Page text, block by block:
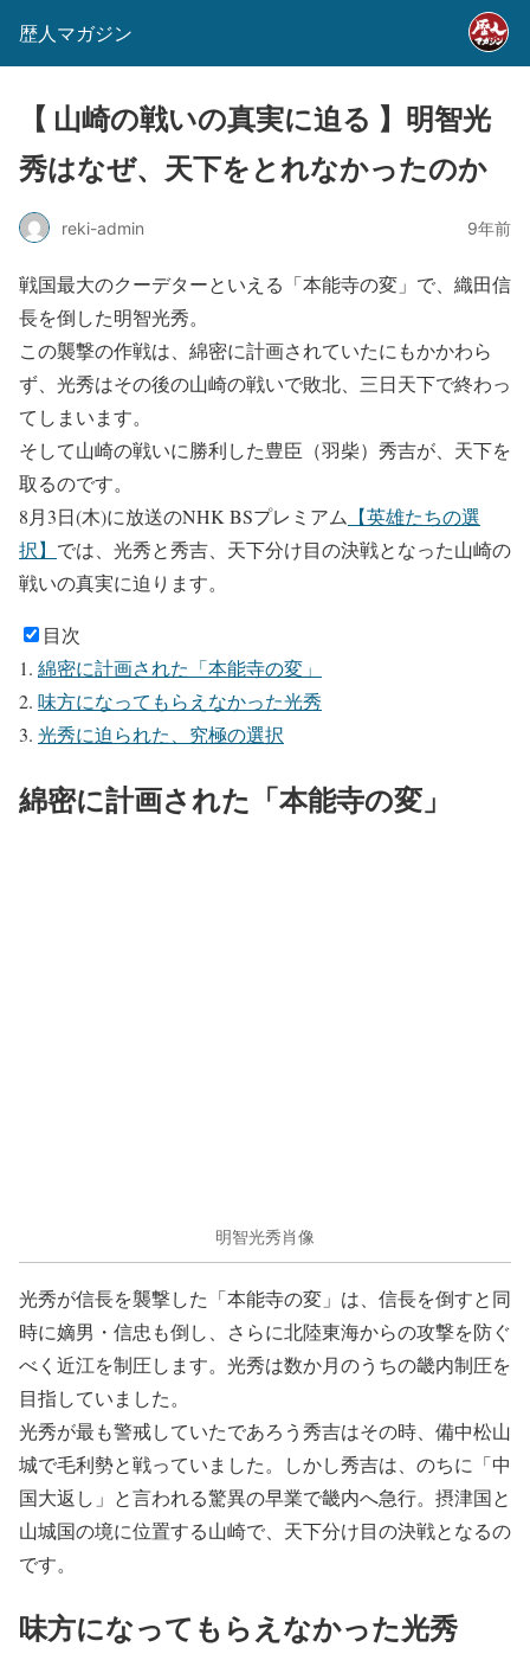
歴人マガジン
【 山崎の戦いの真実に迫る 】明智光
秀はなぜ、天下をとれなかったのか
reki-admin 9年前
戦国最大のクーデターといえる「本能寺の変」で、織田信
長を倒した明智光秀。
この襲撃の作戦は、綿密に計画されていたにもかかわら
ず、光秀はその後の山崎の戦いで敗北、三日天下で終わっ
てしまいます。
そして山崎の戦いに勝利した豊臣（羽柴）秀吉が、天下を
取るのです。
8月3日(木)に放送のNHK BSプレミアム 【英雄たちの選
択】 では、光秀と秀吉、天下分け目の決戦となった山崎の
戦いの真実に迫ります。
目次
綿密に計画された「本能寺の変」
味方になってもらえなかった光秀
光秀に迫られた、究極の選択
綿密に計画された「本能寺の変」
明智光秀肖像
光秀が信長を襲撃した「本能寺の変」は、信長を倒すと同
時に嫡男・信忠も倒し、さらに北陸東海からの攻撃を防ぐ
べく近江を制圧します。光秀は数か月のうちの畿内制圧を
目指していました。
光秀が最も警戒していたであろう秀吉はその時、備中松山
城で毛利勢と戦っていました。しかし秀吉は、のちに「中
国大返し」と言われる驚異の早業で畿内へ急行。摂津国と
山城国の境に位置する山崎で、天下分け目の決戦となるの
です。
味方になってもらえなかった光秀